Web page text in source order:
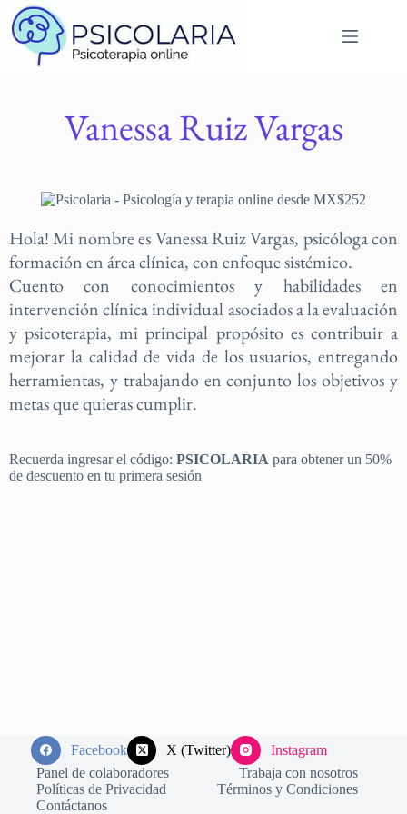
Vanessa Ruiz Vargas
Hola! Mi nombre es Vanessa Ruiz Vargas, psicóloga con
formación en área clínica, con enfoque sistémico.
Cuento con conocimientos y habilidades en
intervención clínica individual asociados a la evaluación
y psicoterapia, mi principal propósito es contribuir a
mejorar la calidad de vida de los usuarios, entregando
herramientas, y trabajando en conjunto los objetivos y
metas que quieras cumplir.
Recuerda ingresar el código: PSICOLARIA para obtener un 50%
de descuento en tu primera sesión
Facebook X (Twitter)
Instagram
Panel de colaboradores
Trabaja con nosotros
Políticas de Privacidad
Términos y Condiciones
Contáctanos